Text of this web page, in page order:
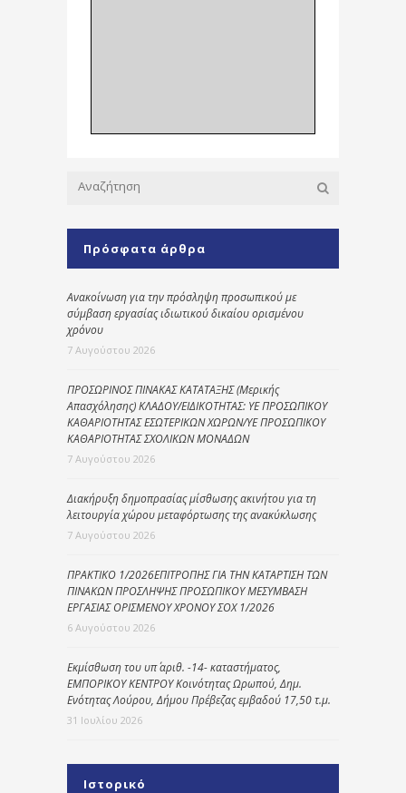
Πρόσφατα άρθρα
Ανακοίνωση για την πρόσληψη προσωπικού με
σύμβαση εργασίας ιδιωτικού δικαίου ορισμένου
χρόνου
7 Αυγούστου 2026
ΠΡΟΣΩΡΙΝΟΣ ΠΙΝΑΚΑΣ ΚΑΤΑΤΑΞΗΣ (Μερικής
Απασχόλησης) ΚΛΑΔΟΥ/ΕΙΔΙΚΟΤΗΤΑΣ: ΥΕ ΠΡΟΣΩΠΙΚΟΥ
ΚΑΘΑΡΙΟΤΗΤΑΣ ΕΣΩΤΕΡΙΚΩΝ ΧΩΡΩΝ/ΥΕ ΠΡΟΣΩΠΙΚΟΥ
ΚΑΘΑΡΙΟΤΗΤΑΣ ΣΧΟΛΙΚΩΝ ΜΟΝΑΔΩΝ
7 Αυγούστου 2026
Διακήρυξη δημοπρασίας μίσθωσης ακινήτου για τη
λειτουργία χώρου μεταφόρτωσης της ανακύκλωσης
7 Αυγούστου 2026
ΠΡΑΚΤΙΚΟ 1/2026ΕΠΙΤΡΟΠΗΣ ΓΙΑ ΤΗΝ ΚΑΤΑΡΤΙΣΗ ΤΩΝ
ΠΙΝΑΚΩΝ ΠΡΟΣΛΗΨΗΣ ΠΡΟΣΩΠΙΚΟΥ ΜΕΣΥΜΒΑΣΗ
ΕΡΓΑΣΙΑΣ ΟΡΙΣΜΕΝΟΥ ΧΡΟΝΟΥ ΣΟΧ 1/2026
6 Αυγούστου 2026
Εκμίσθωση του υπ΄ αριθ. -14- καταστήματος,
ΕΜΠΟΡΙΚΟΥ ΚΕΝΤΡΟΥ Κοινότητας Ωρωπού, Δημ.
Ενότητας Λούρου, Δήμου Πρέβεζας εμβαδού 17,50 τ.μ.
31 Ιουλίου 2026
Ιστορικό